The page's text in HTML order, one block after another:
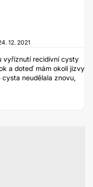
12. 2021
vyříznutí recidivní cysty
a doteď mám okolí jizvy
neudělala znovu,